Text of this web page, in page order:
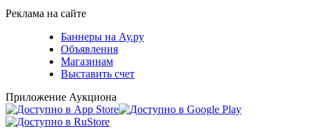
Реклама на сайте
Баннеры на Ау.ру
Объявления
Магазинам
Выставить счет
Приложение Аукциона